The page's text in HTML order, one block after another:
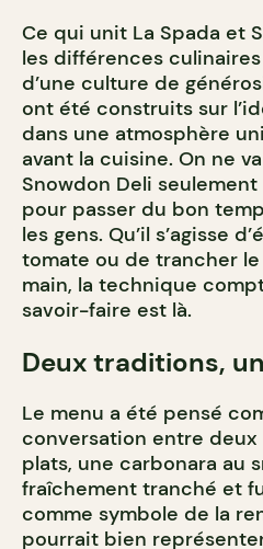
Ce qui unit La Spada et
les différences
d’une culture de
ont été construits sur
dans une atmosphère
avant la cuisine. On ne
Snowdon Deli
pour passer du bon
les gens. Qu’il s’agisse
tomate ou de trancher le
main, la technique
savoir-faire est là.
Deux traditions,
Le menu a été pensé
conversation entre deux
plats, une carbonara au
fraîchement tranché et
comme symbole de la
pourrait bien